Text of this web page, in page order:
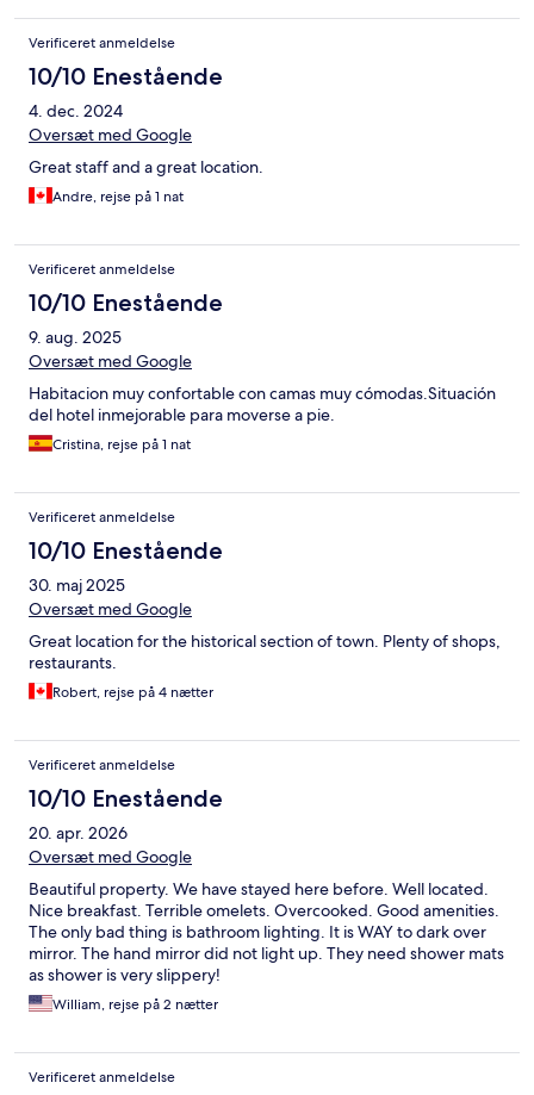
Verificeret anmeldelse
10/10 Enestående
4. dec. 2024
Oversæt med Google
Great staff and a great location.
Andre, rejse på 1 nat
Verificeret anmeldelse
10/10 Enestående
9. aug. 2025
Oversæt med Google
Habitacion muy confortable con camas muy cómodas.Situación
del hotel inmejorable para moverse a pie.
Cristina, rejse på 1 nat
Verificeret anmeldelse
10/10 Enestående
30. maj 2025
Oversæt med Google
Great location for the historical section of town. Plenty of shops,
restaurants.
Robert, rejse på 4 nætter
Verificeret anmeldelse
10/10 Enestående
20. apr. 2026
Oversæt med Google
Beautiful property. We have stayed here before. Well located.
Nice breakfast. Terrible omelets. Overcooked. Good amenities.
The only bad thing is bathroom lighting. It is WAY to dark over
mirror. The hand mirror did not light up. They need shower mats
as shower is very slippery!
William, rejse på 2 nætter
Verificeret anmeldelse